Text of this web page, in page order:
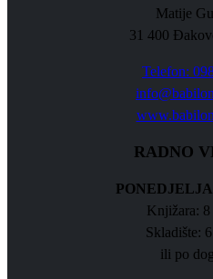
Matije
31 400
Telefon:
RADNO
Knjižara: 8
Skladište:
ili po